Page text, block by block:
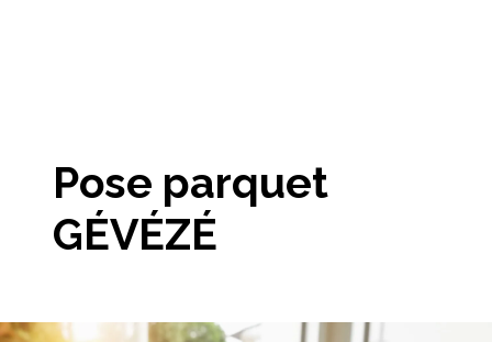
Pose parquet
GÉVÉZÉ